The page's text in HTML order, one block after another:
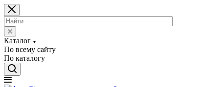
Каталог
По всему сайту
По каталогу